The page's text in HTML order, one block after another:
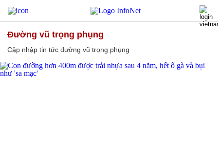
đường vũ trọng phụng
Cập nhập tin tức đường vũ trọng phụng